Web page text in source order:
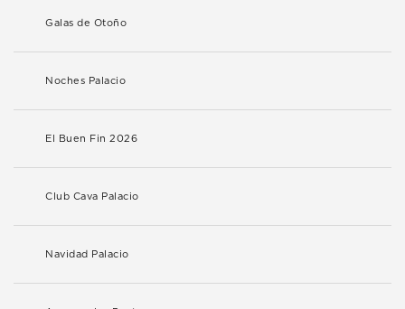
Galas de Otoño
Noches Palacio
El Buen Fin 2026
Club Cava Palacio
Navidad Palacio